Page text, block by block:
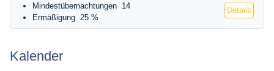
Mindestübernachtungen 14
Ermäßigung 25 %
Details
Kalender